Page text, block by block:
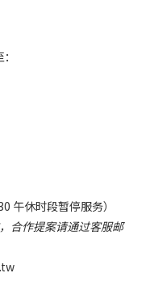
午休时段暂停服务）
合作提案请通过客服邮